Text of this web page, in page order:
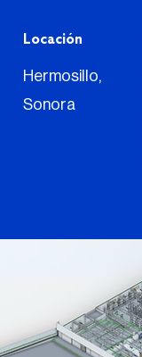
Locación
Hermosillo,
Sonora